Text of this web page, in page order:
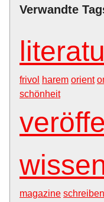
Verwandte
frivol harem orient
schönheit
magazine schreiben